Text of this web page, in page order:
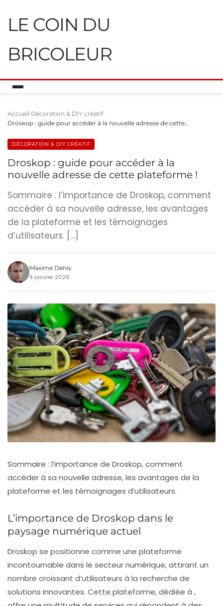
LE COIN DU
BRICOLEUR
Accueil Décoration & DIY créatif
Droskop : guide pour accéder à la nouvelle adresse de cette…
DÉCORATION & DIY CRÉATIF
Droskop : guide pour accéder à la
nouvelle adresse de cette plateforme !
Sommaire : l’importance de Droskop, comment
accéder à sa nouvelle adresse, les avantages
de la plateforme et les témoignages
d’utilisateurs. […]
Maxime Denis
9 janvier 2026
Sommaire : l’importance de Droskop, comment
accéder à sa nouvelle adresse, les avantages de la
plateforme et les témoignages d’utilisateurs.
L’importance de Droskop dans le
paysage numérique actuel
Droskop se positionne comme une plateforme
incontournable dans le secteur numérique, attirant un
nombre croissant d’utilisateurs à la recherche de
solutions innovantes. Cette plateforme, dédiée à ,